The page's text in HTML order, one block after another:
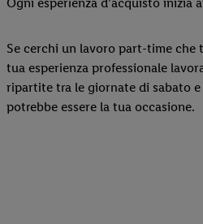
Se cerchi un lavoro part-time che
tua esperienza professionale
ripartite tra le giornate di sabato
potrebbe essere la tua occasione.